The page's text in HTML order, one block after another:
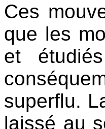
Ces
que les
et
superflu.
laissé au